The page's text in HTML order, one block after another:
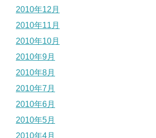
2010年12月
2010年11月
2010年10月
2010年9月
2010年8月
2010年7月
2010年6月
2010年5月
2010年4月